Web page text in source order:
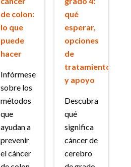
de colon:
lo que
puede
hacer
Infórmese
sobre los
métodos
que
ayudan a
prevenir
el cáncer
qué
esperar,
opciones
de
tratamiento
y apoyo
Descubra
qué
significa
cáncer de
cerebro